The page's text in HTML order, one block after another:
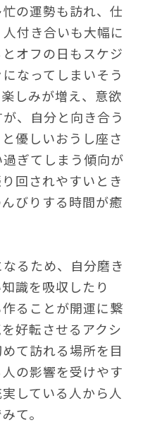
の運勢も訪れ、仕
付き合いも大幅に
オフの日もスケジ
なってしまいそう
しみが増え、意欲
、自分と向き合う
優しいおうし座さ
ぎてしまう傾向が
回されやすいとき
びりする時間が癒
るため、自分磨き
識を吸収したり
ることが開運に繋
好転させるアクシ
て訪れる場所を目
の影響を受けやす
している人から人
て。